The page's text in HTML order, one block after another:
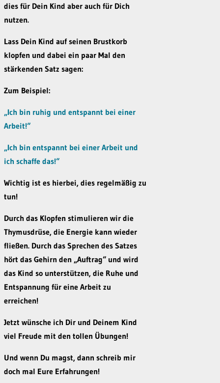
dies für Dein Kind aber auch für Dich
nutzen.
Lass Dein Kind auf seinen Brustkorb
klopfen und dabei ein paar Mal den
stärkenden Satz sagen:
Zum Beispiel:
„Ich bin ruhig und entspannt bei einer
Arbeit!“
„Ich bin entspannt bei einer Arbeit und
ich schaffe das!“
Wichtig ist es hierbei, dies regelmäßig zu
tun!
Durch das Klopfen stimulieren wir die
Thymusdrüse, die Energie kann wieder
fließen. Durch das Sprechen des Satzes
hört das Gehirn den „Auftrag“ und wird
das Kind so unterstützen, die Ruhe und
Entspannung für eine Arbeit zu
erreichen!
Jetzt wünsche ich Dir und Deinem Kind
viel Freude mit den tollen Übungen!
Und wenn Du magst, dann schreib mir
doch mal Eure Erfahrungen!